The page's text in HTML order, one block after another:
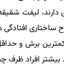
دارند، لیفت
ساختاری
برش و
افراد ظرف